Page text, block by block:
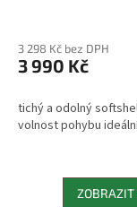
3 298 Kč bez DPH
3 990 Kč
tichý a odolný
volnost pohybu
ZOBRAZIT